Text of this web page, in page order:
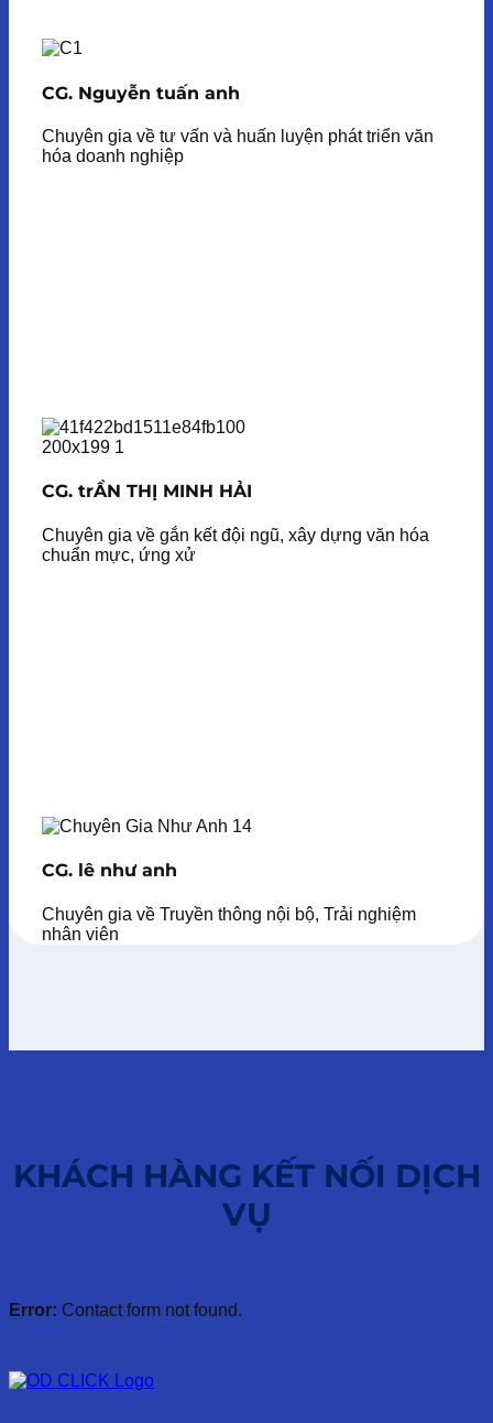
CG. Nguyễn tuấn anh
Chuyên gia về tư vấn và huấn luyện phát triển văn
hóa doanh nghiệp
CG. trẦN THỊ MINH HẢI
Chuyên gia về gắn kết đội ngũ, xây dựng văn hóa
chuẩn mực, ứng xử
CG. lê như anh
Chuyên gia về Truyền thông nội bộ, Trải nghiệm
nhân viên
KHÁCH HÀNG KẾT NỐI DỊCH
VỤ
Error: Contact form not found.